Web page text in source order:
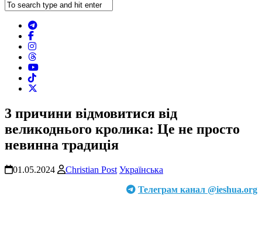
3 причини відмовитися від
великоднього кролика: Це не просто
невинна традиція
01.05.2024 Christian Post Українська
Телеграм канал @ieshua.org